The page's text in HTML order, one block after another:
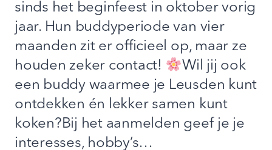
sinds het beginfeest in oktober vorig
jaar. Hun buddyperiode van vier
maanden zit er officieel op, maar ze
houden zeker contact!
Wil jij ook
een buddy waarmee je Leusden kunt
ontdekken én lekker samen kunt
koken?Bij het aanmelden geef je je
interesses, hobby’s…